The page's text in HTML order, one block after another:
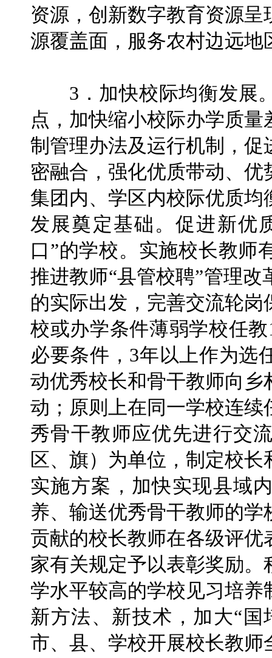
资源，创新数字教育资源
源覆盖面，服务农村边远地
3．加快校际均衡发展
点，加快缩小校际办学质
制管理办法及运行机制，
密融合，强化优质带动、
集团内、学区内校际优质
发展奠定基础。促进新优
口”的学校。实施校长教师
推进教师“县管校聘”管理
的实际出发，完善交流轮
校或办学条件薄弱学校任
必要条件，3年以上作为选
动优秀校长和骨干教师向
动；原则上在同一学校连
秀骨干教师应优先进行交
区、旗）为单位，制定校
实施方案，加快实现县域
养、输送优秀骨干教师的
贡献的校长教师在各级评
家有关规定予以表彰奖励
学水平较高的学校见习培
新方法、新技术，加大“
市、县、学校开展校长教